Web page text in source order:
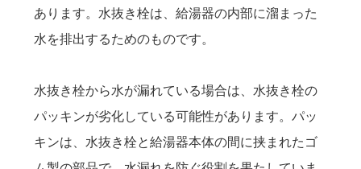
あります。水抜き栓は、給湯器の内部に溜まった
水を排出するためのものです。
水抜き栓から水が漏れている場合は、水抜き栓の
パッキンが劣化している可能性があります。パッ
キンは、水抜き栓と給湯器本体の間に挟まれたゴ